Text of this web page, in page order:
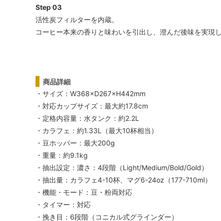
Step 03
活性炭フィルターを内蔵。
コーヒー本来の香りと味わいを引出し、澄んだ後味を実現
商品詳細
・サイズ：W368×D267×H442mm
・対応カップサイズ：最大約17.8cm
・定格内容量：水タンク：約2.2L
・カラフェ：約1.33L（最大10杯相当）
・豆ホッパー：最大200g
・重量：約9.1kg
・抽出設定：濃さ：4段階（Light/Medium/Bold/Gold）
・抽出量：カラフェ4-10杯、マグ6-24oz（177-710ml）
・機能・モード：豆・粉両対応
・タイマー：対応
・挽き目：6段階（コニカル式グラインダー）